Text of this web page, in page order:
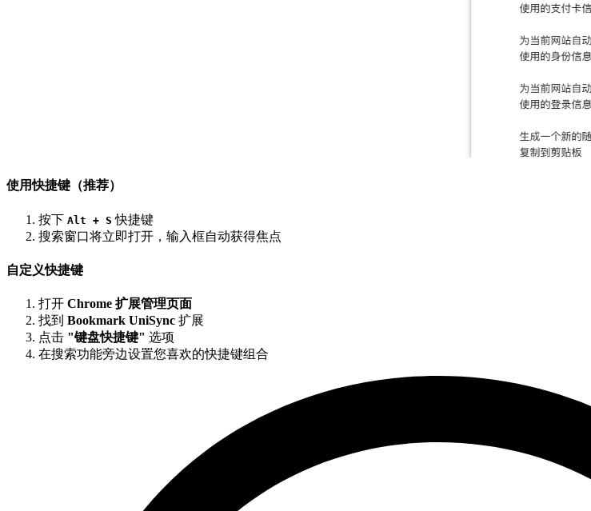
使用快捷键（推荐）
按下 Alt + S 快捷键
搜索窗口将立即打开，输入框自动获得焦点
自定义快捷键
打开 Chrome 扩展管理页面
找到 Bookmark UniSync 扩展
点击 "键盘快捷键" 选项
在搜索功能旁边设置您喜欢的快捷键组合